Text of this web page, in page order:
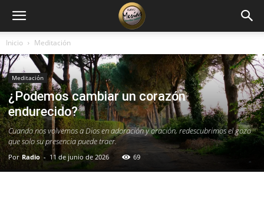
Inicio Meditación
Meditación
¿Podemos cambiar un corazón
endurecido?
Cuando nos volvemos a Dios en adoración y oración, redescubrimos el gozo
que solo su presencia puede traer.
Por Radio - 11 de junio de 2026 69